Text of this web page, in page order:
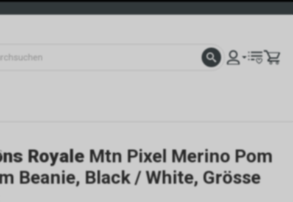
Royale Mtn Pixel Merino Pom
Beanie, Black / White, Grösse